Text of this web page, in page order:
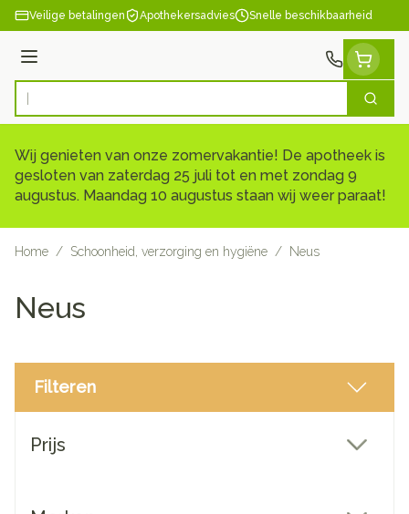
Ga naar de inhoud
Veilige betalingen Apothekersadvies Snelle beschikbaarheid
Menu
Product, merk, categorie... Zoek
Wij genieten van onze zomervakantie! De apotheek is
gesloten van zaterdag 25 juli tot en met zondag 9
augustus. Maandag 10 augustus staan wij weer paraat!
Home / Schoonheid, verzorging en hygiëne / Neus
Neus
Filteren
Prijs